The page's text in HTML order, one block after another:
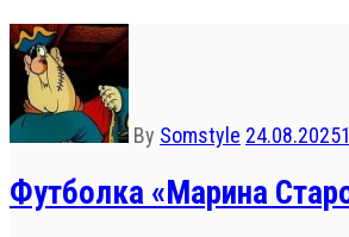
By Somstyle 24.08.2025
Футболка «Марина